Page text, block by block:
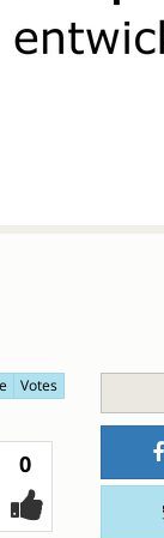
Votes
0Votes